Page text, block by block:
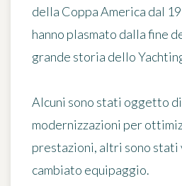
della Coppa America dal
hanno plasmato dalla fine
grande storia dello
Alcuni sono stati oggetto
modernizzazioni per
prestazioni, altri sono stati
cambiato equipaggio.